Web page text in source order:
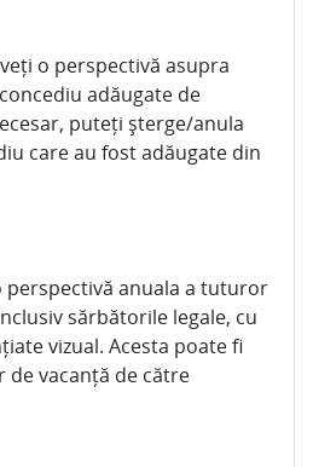
o perspectivă asupra
adăugate de
puteți șterge/anula
care au fost adăugate din
perspectivă anuala a tuturor
sărbătorile legale, cu
vizual. Acesta poate fi
vacanță de către